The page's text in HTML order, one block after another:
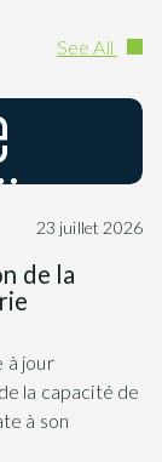
See All
23 juillet 2026
de la
à jour
la capacité de
à son